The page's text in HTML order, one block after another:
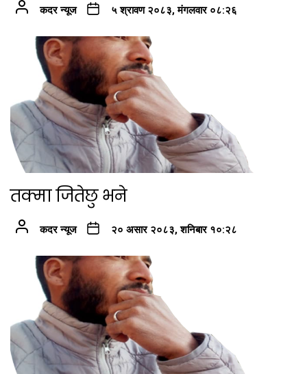
कदर न्यूज ५ श्रावण २०८३, मंगलवार ०८:२६
तक्मा जितेछु भने
कदर न्यूज २० असार २०८३, शनिबार १०:२८